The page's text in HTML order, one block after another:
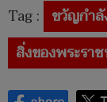
Tag : ขวัญกำลั
สิ่งของพระรา